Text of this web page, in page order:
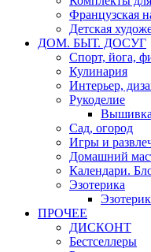
Французская
Детская
ДОМ. БЫТ. ДОСУГ
Спорт, йога,
Кулинария
Интерьер,
Рукоделие
Вышивка
Сад, огород
Игры и
Домашний
Календари.
Эзотерика
ПРОЧЕЕ
ДИСКОНТ
Бестселлеры